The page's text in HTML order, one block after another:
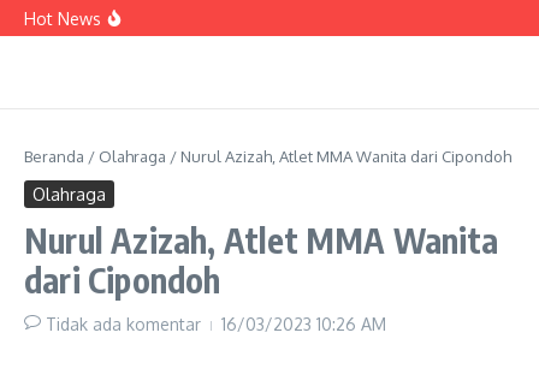
Lewati ke konten
Hot News
Kadinsos Kota Tangerang : Data 3.021
Beranda / Olahraga / Nurul Azizah, Atlet MMA Wanita dari Cipondoh
Olahraga
Nurul Azizah, Atlet MMA Wanita
dari Cipondoh
Tidak ada komentar 16/03/2023 10:26 AM